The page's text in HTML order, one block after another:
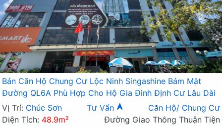
Bán Căn Hộ Chung Cư Lộc Ninh Singashine Bám Mặt
Đường QL6A Phù Hợp Cho Hộ Gia Đình Định Cư Lâu Dài
Vị Trí: Chúc Sơn Tư Vấn
Căn Hộ/ Chung Cư
Diện Tích: 48.9m²
Đường Giao Thông Thuận Tiện